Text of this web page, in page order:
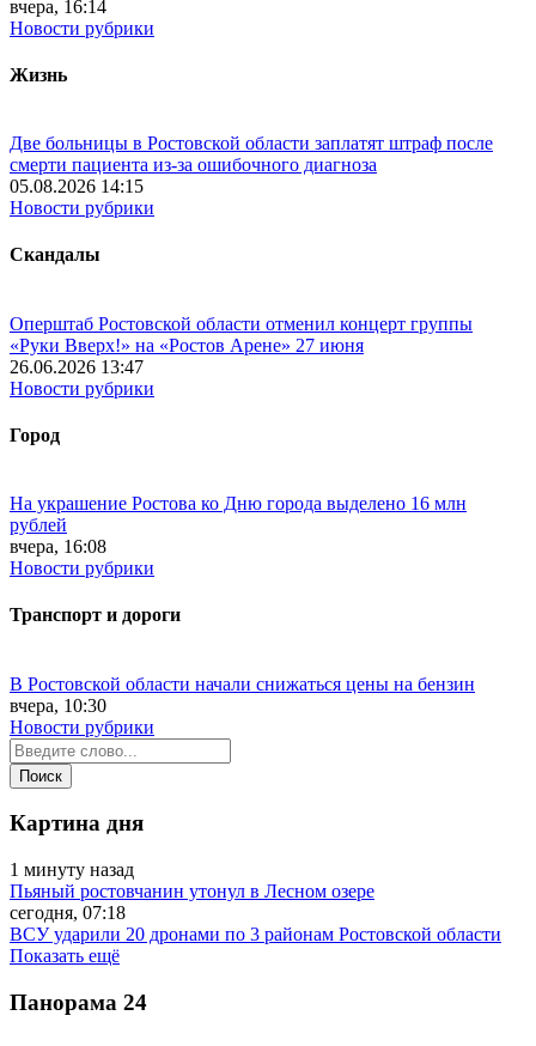
вчера, 16:14
Новости рубрики
Жизнь
Две больницы в Ростовской области заплатят штраф после
смерти пациента из-за ошибочного диагноза
05.08.2026 14:15
Новости рубрики
Скандалы
Оперштаб Ростовской области отменил концерт группы
«Руки Вверх!» на «Ростов Арене» 27 июня
26.06.2026 13:47
Новости рубрики
Город
На украшение Ростова ко Дню города выделено 16 млн
рублей
вчера, 16:08
Новости рубрики
Транспорт и дороги
В Ростовской области начали снижаться цены на бензин
вчера, 10:30
Новости рубрики
Картина дня
1 минуту назад
Пьяный ростовчанин утонул в Лесном озере
сегодня, 07:18
ВСУ ударили 20 дронами по 3 районам Ростовской области
Показать ещё
Панорама 24